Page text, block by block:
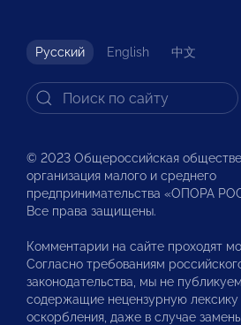
Русский English 中文
© 2023 Общероссийская
организация малого и среднего
предпринимательства «ОПОРА
Все права защищены.
Комментарии на сайте проходят
Согласно требованиям
законодательства, мы не
содержащие нецензурную
оскорбления, даже в случае